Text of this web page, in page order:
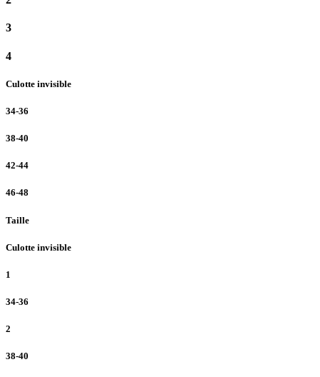
3
4
Culotte invisible
34-36
38-40
42-44
46-48
Taille
Culotte invisible
1
34-36
2
38-40